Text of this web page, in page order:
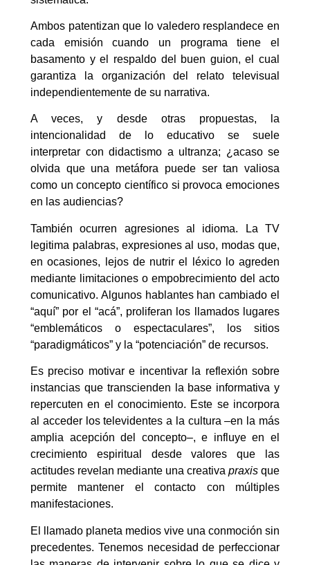
Ambos patentizan que lo valedero resplandece en
cada emisión cuando un programa tiene el
basamento y el respaldo del buen guion, el cual
garantiza la organización del relato televisual
independientemente de su narrativa.
A veces, y desde otras propuestas, la
intencionalidad de lo educativo se suele
interpretar con didactismo a ultranza; ¿acaso se
olvida que una metáfora puede ser tan valiosa
como un concepto científico si provoca emociones
en las audiencias?
También ocurren agresiones al idioma. La TV
legitima palabras, expresiones al uso, modas que,
en ocasiones, lejos de nutrir el léxico lo agreden
mediante limitaciones o empobrecimiento del acto
comunicativo. Algunos hablantes han cambiado el
“aquí” por el “acá”, proliferan los llamados lugares
“emblemáticos o espectaculares”, los sitios
“paradigmáticos” y la “potenciación” de recursos.
Es preciso motivar e incentivar la reflexión sobre
instancias que transcienden la base informativa y
repercuten en el conocimiento. Este se incorpora
al acceder los televidentes a la cultura –en la más
amplia acepción del concepto–, e influye en el
crecimiento espiritual desde valores que las
actitudes revelan mediante una creativa praxis que
permite mantener el contacto con múltiples
manifestaciones.
El llamado planeta medios vive una conmoción sin
precedentes. Tenemos necesidad de perfeccionar